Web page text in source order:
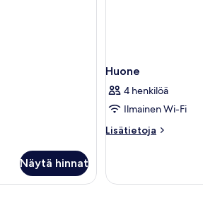
Näytä hinnat
Huone
4 henkilöä
Ilmainen Wi-Fi
Lisätietoja
Lisätietoja